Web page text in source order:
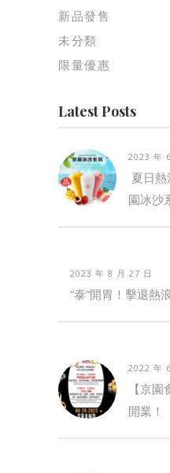
新品發售
未分類
限量優惠
Latest Posts
2023 年
夏日
園冰沙
2023 年 8 月 27 日
“泰”開胃！擊退熱
2022 年
【京
開業！